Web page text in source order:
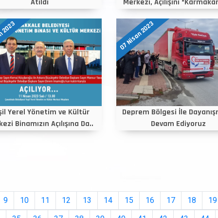
Atıldı Merkezi, Açılışını
Yerel Yönetim ve Kültür
Binamızın Açılışına Da..
07 Nisan 2023
Deprem Bölgesi İle
Devam Ediyoruz
9 10 11 12 13 14 15 16 17 18
19